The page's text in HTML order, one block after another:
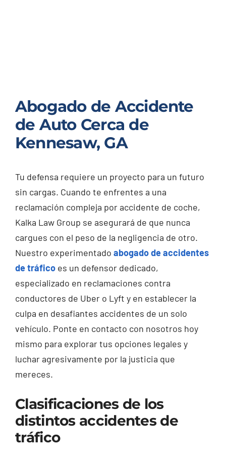
Abogado de Accidente
de Auto Cerca de
Kennesaw, GA
Tu defensa requiere un proyecto para un futuro
sin cargas. Cuando te enfrentes a una
reclamación compleja por accidente de coche,
Kalka Law Group se asegurará de que nunca
cargues con el peso de la negligencia de otro.
Nuestro experimentado abogado de accidentes
de tráfico es un defensor dedicado,
especializado en reclamaciones contra
conductores de Uber o Lyft y en establecer la
culpa en desafiantes accidentes de un solo
vehículo. Ponte en contacto con nosotros hoy
mismo para explorar tus opciones legales y
luchar agresivamente por la justicia que
mereces.
Clasificaciones de los
distintos accidentes de
tráfico